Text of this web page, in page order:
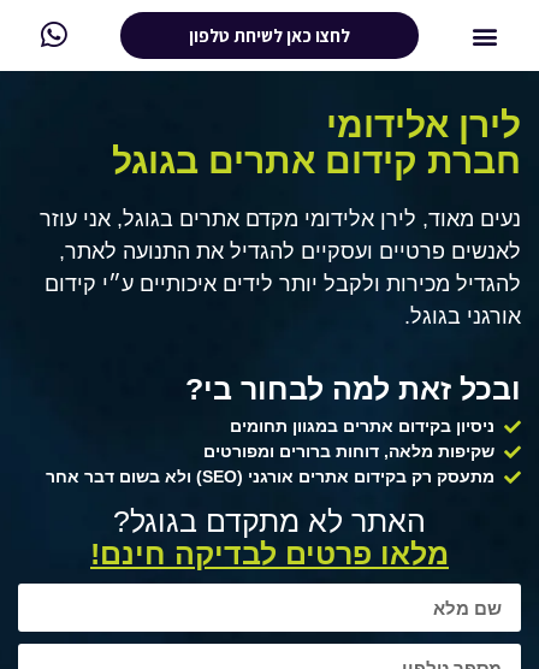
לחצו כאן לשיחת טלפון
לירן אלידומי
חברת קידום אתרים בגוגל
נעים מאוד, לירן אלידומי מקדם אתרים בגוגל, אני עוזר
לאנשים פרטיים ועסקיים להגדיל את התנועה לאתר,
להגדיל מכירות ולקבל יותר לידים איכותיים ע״י קידום
אורגני בגוגל.
ובכל זאת למה לבחור בי?
ניסיון בקידום אתרים במגוון תחומים
שקיפות מלאה, דוחות ברורים ומפורטים
מתעסק רק בקידום אתרים אורגני (SEO) ולא בשום דבר אחר
האתר לא מתקדם בגוגל?
מלאו פרטים לבדיקה חינם!